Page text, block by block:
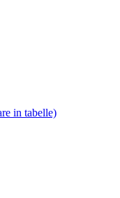
in tabelle)